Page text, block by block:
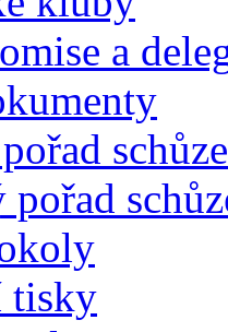
a
schůze
pořad
tisky